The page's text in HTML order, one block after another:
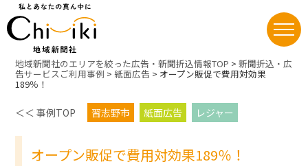
Skip
content
地域新聞社のエリアを絞った広告・新聞折込情報TOP >新聞折込・広
告サービスご利用事例 >紙面広告 > オープン販促で費用対効果
189％！
＜＜ 事例TOP 習志野市 紙面広告 レジャー
オープン販促で費用対効果189％！